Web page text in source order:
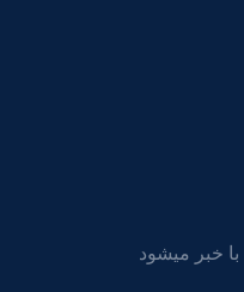
با خبر میشود